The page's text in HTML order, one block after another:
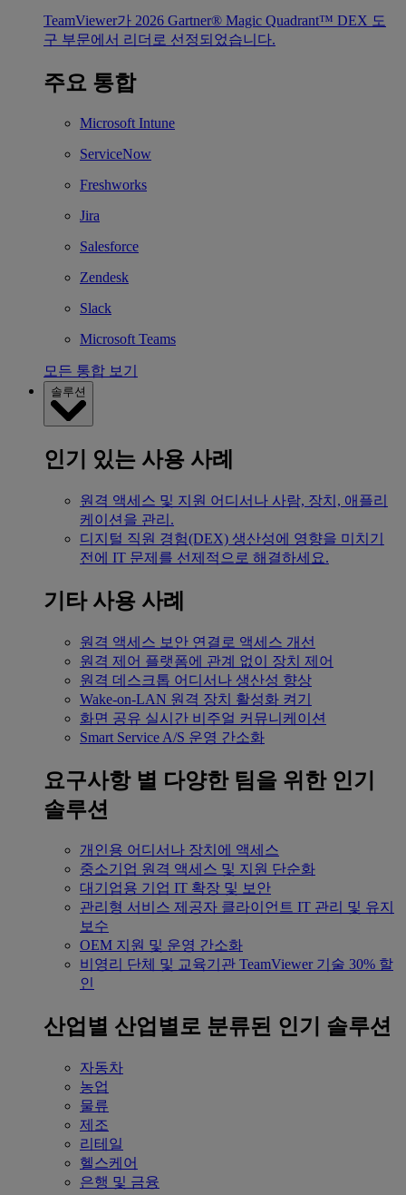
TeamViewer가 2026 Gartner® Magic Quadrant™ DEX 도
구 부문에서 리더로 선정되었습니다.
주요 통합
Microsoft Intune
ServiceNow
Freshworks
Jira
Salesforce
Zendesk
Slack
Microsoft Teams
모든 통합 보기
솔루션
인기 있는 사용 사례
원격 액세스 및 지원 어디서나 사람, 장치, 애플리
케이션을 관리.
디지털 직원 경험(DEX) 생산성에 영향을 미치기
전에 IT 문제를 선제적으로 해결하세요.
기타 사용 사례
원격 액세스 보안 연결로 액세스 개선
원격 제어 플랫폼에 관계 없이 장치 제어
원격 데스크톱 어디서나 생산성 향상
Wake-on-LAN 원격 장치 활성화 켜기
화면 공유 실시간 비주얼 커뮤니케이션
Smart Service A/S 운영 간소화
요구사항 별 다양한 팀을 위한 인기
솔루션
개인용 어디서나 장치에 액세스
중소기업 원격 액세스 및 지원 단순화
대기업용 기업 IT 확장 및 보안
관리형 서비스 제공자 클라이언트 IT 관리 및 유지
보수
OEM 지원 및 운영 간소화
비영리 단체 및 교육기관 TeamViewer 기술 30% 할
인
산업별 산업별로 분류된 인기 솔루션
자동차
농업
물류
제조
리테일
헬스케어
은행 및 금융